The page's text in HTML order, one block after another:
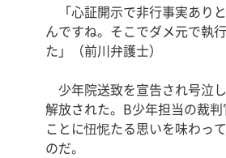
「心証開示で非行事実あり
んですね。そこでダメ元で執
た」（前川弁護士）
少年院送致を宣告され号泣
解放された。B少年担当の裁
ことに忸怩たる思いを味わっ
のだ。